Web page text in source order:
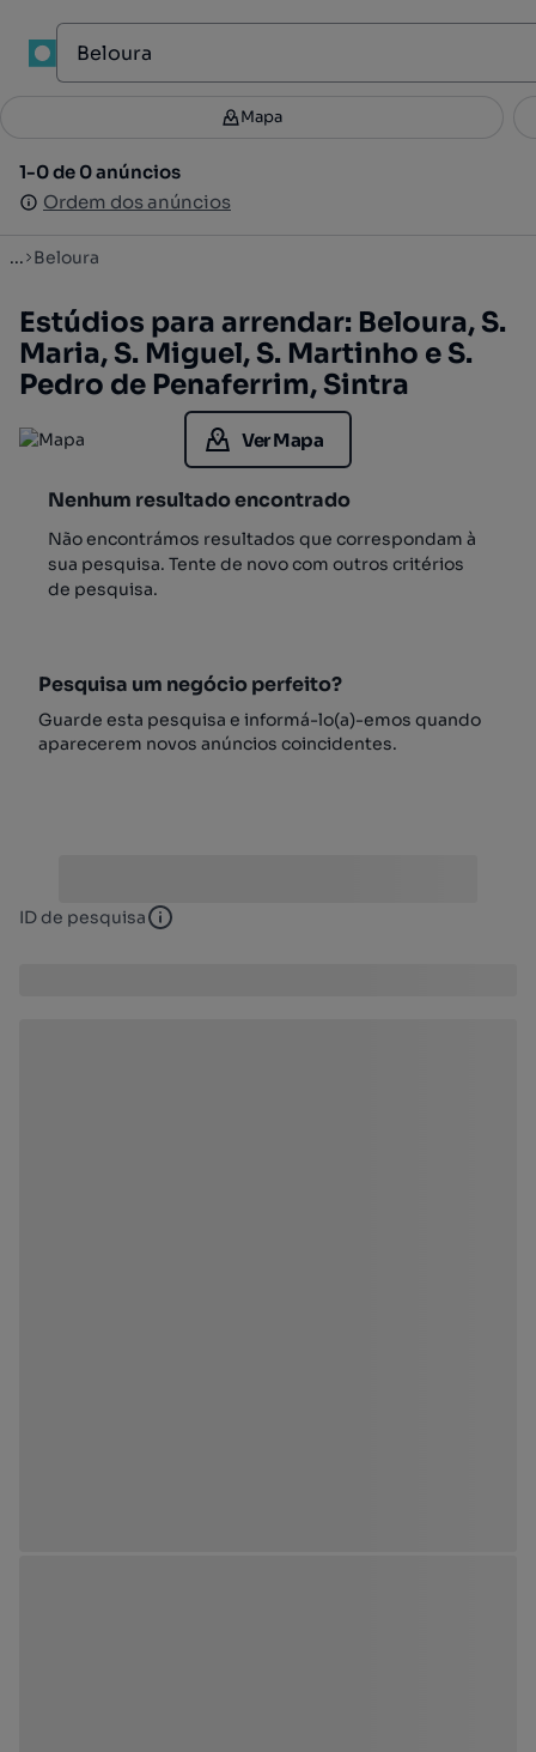
Filtros 3
1-0 de 0 anúncios
Ordem dos anúncios
Mapa
1-0 de 0 anúncios
Ordem dos anúncios
... Beloura
Estúdios para arrendar: Beloura, S.
Maria, S. Miguel, S. Martinho e S.
Pedro de Penaferrim, Sintra
Ver Mapa
Nenhum resultado encontrado
Não encontrámos resultados que correspondam à
sua pesquisa. Tente de novo com outros critérios
de pesquisa.
Pesquisa um negócio perfeito?
Guarde esta pesquisa e informá-lo(a)-emos quando
aparecerem novos anúncios coincidentes.
ID de pesquisa ID de pesquisa